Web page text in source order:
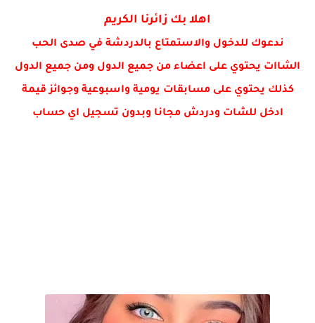
اهلا بك زائرنا الكريم
ندعوك للدخول والاستمتاع بالدردشة في صدى الحب
الشاات يحتوي على اعضاء من جميع الدول ومن جميع الدول
كذلك يحتوي على مسابقات يومية واسبوعية وجوائز قيمة
ادخل للشات ودردش مجانا وبدون تسجيل اي حساب